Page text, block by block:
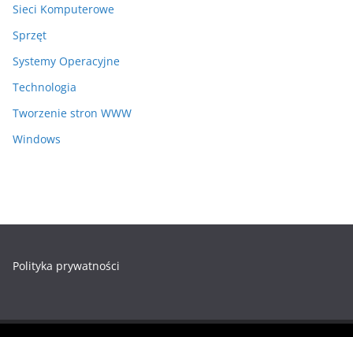
Sieci Komputerowe
Sprzęt
Systemy Operacyjne
Technologia
Tworzenie stron WWW
Windows
Polityka prywatności